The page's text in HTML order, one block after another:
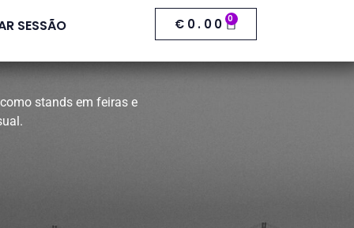
SESSÃO € 0.00 0
stands em feiras e